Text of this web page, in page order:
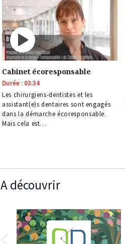
Cabinet écoresponsable
Durée : 03:34
Les chirurgiens-dentistes et les
assistant(e)s dentaires sont engagés
dans la démarche écoresponsable.
Mais cela est…
A découvrir
Ressource